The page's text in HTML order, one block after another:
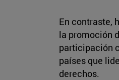
En contraste,
la promoción
participación
países que
derechos.